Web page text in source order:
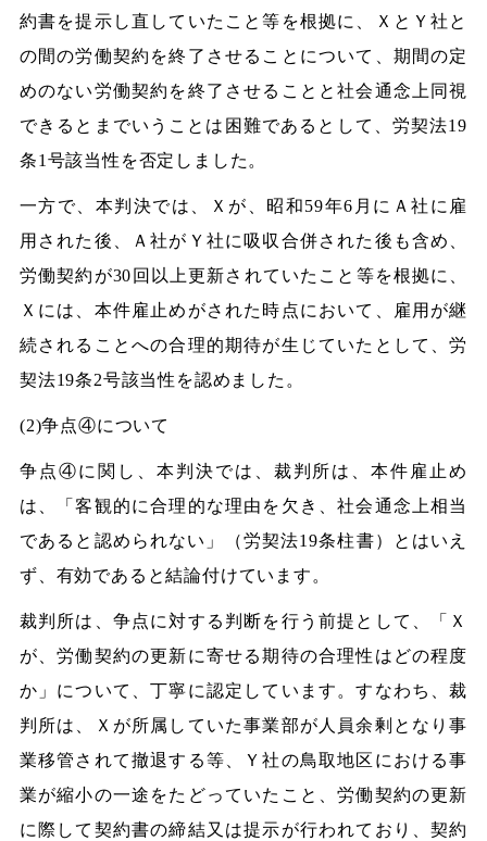
約書を提示し直していたこと等を根拠に、ＸとＹ社と
の間の労働契約を終了させることについて、期間の定
めのない労働契約を終了させることと社会通念上同視
できるとまでいうことは困難であるとして、労契法19
条1号該当性を否定しました。
一方で、本判決では、Ｘが、昭和59年6月にＡ社に雇
用された後、Ａ社がＹ社に吸収合併された後も含め、
労働契約が30回以上更新されていたこと等を根拠に、
Ｘには、本件雇止めがされた時点において、雇用が継
続されることへの合理的期待が生じていたとして、労
契法19条2号該当性を認めました。
(2)争点④について
争点④に関し、本判決では、裁判所は、本件雇止め
は、「客観的に合理的な理由を欠き、社会通念上相当
であると認められない」（労契法19条柱書）とはいえ
ず、有効であると結論付けています。
裁判所は、争点に対する判断を行う前提として、「Ｘ
が、労働契約の更新に寄せる期待の合理性はどの程度
か」について、丁寧に認定しています。すなわち、裁
判所は、Ｘが所属していた事業部が人員余剰となり事
業移管されて撤退する等、Ｙ社の鳥取地区における事
業が縮小の一途をたどっていたこと、労働契約の更新
に際して契約書の締結又は提示が行われており、契約